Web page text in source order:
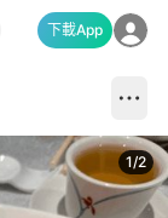
下載App
1/2